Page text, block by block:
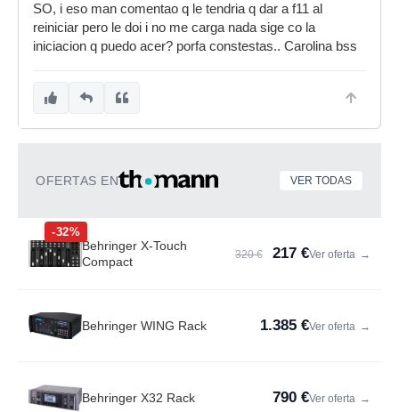
SO, i eso man comentao q le tendria q dar a f11 al
reiniciar pero le doi i no me carga nada sige co la
iniciacion q puedo acer? porfa constestas.. Carolina bss
OFERTAS EN VER TODAS
-32%
Behringer X-Touch
Compact
320 € 217 €Ver oferta →
Behringer WING Rack 1.385 €Ver oferta →
Behringer X32 Rack 790 €Ver oferta →